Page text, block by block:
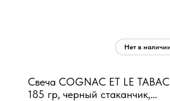
Свеча COGNAC ET LE TABAC
185 гр, черный стаканчик,